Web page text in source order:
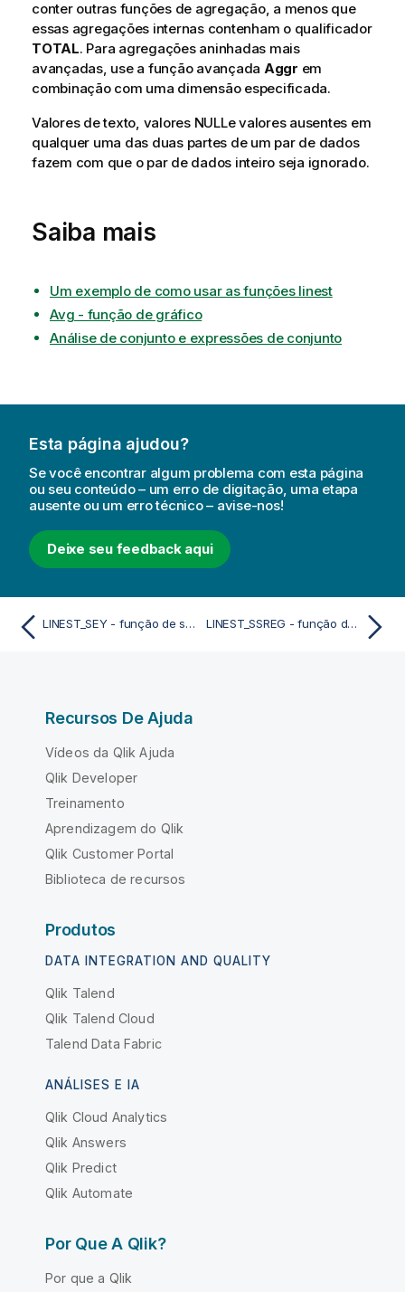
conter outras funções de agregação, a menos que
essas agregações internas contenham o qualificador
TOTAL. Para agregações aninhadas mais
avançadas, use a função avançada Aggr em
combinação com uma dimensão especificada.
Valores de texto, valores NULLe valores ausentes em
qualquer uma das duas partes de um par de dados
fazem com que o par de dados inteiro seja ignorado.
Saiba mais
Um exemplo de como usar as funções linest
Avg - função de gráfico
Análise de conjunto e expressões de conjunto
Esta página ajudou?
Se você encontrar algum problema com esta página
ou seu conteúdo – um erro de digitação, uma etapa
ausente ou um erro técnico – avise-nos!
Deixe seu feedback aqui
LINEST_SEY - função de script LINEST_SSREG - função de script
Recursos De Ajuda
Vídeos da Qlik Ajuda
Qlik Developer
Treinamento
Aprendizagem do Qlik
Qlik Customer Portal
Biblioteca de recursos
Produtos
DATA INTEGRATION AND QUALITY
Qlik Talend
Qlik Talend Cloud
Talend Data Fabric
ANÁLISES E IA
Qlik Cloud Analytics
Qlik Answers
Qlik Predict
Qlik Automate
Por Que A Qlik?
Por que a Qlik